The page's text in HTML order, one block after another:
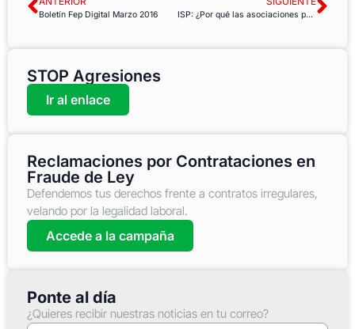
Boletín Fep Digital Marzo 2016 ISP: ¿Por qué las asociaciones público-privadas no funcionan?
STOP Agresiones
Ir al enlace
Reclamaciones por Contrataciones en
Fraude de Ley
Defendemos tus derechos frente a contratos irregulares,
velando por la legalidad laboral.
Accede a la campaña
Ponte al día
¿Quieres recibir nuestras noticias en tu correo?